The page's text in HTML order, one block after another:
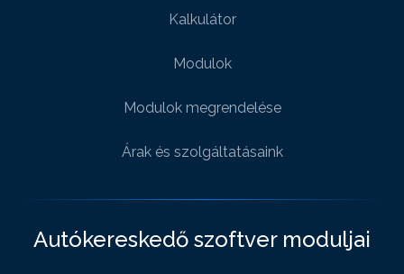
Kalkulátor
Modulok
Modulok megrendelése
Árak és szolgáltatásaink
Autókereskedő szoftver moduljai